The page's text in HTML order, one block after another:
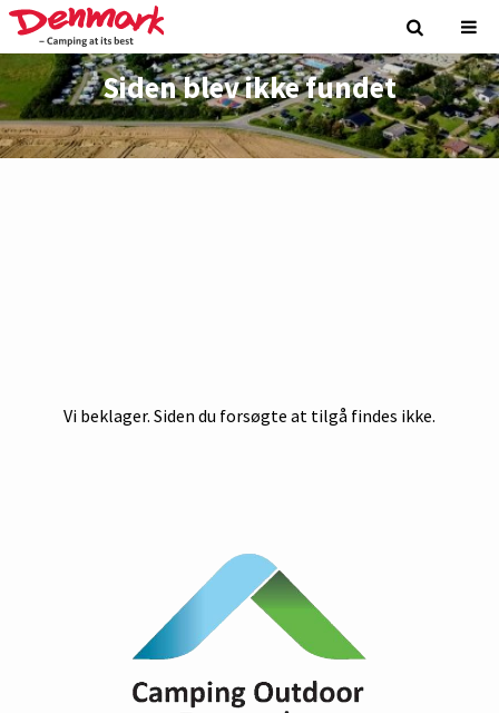
Siden blev ikke fundet
Vi beklager. Siden du forsøgte at tilgå findes ikke.